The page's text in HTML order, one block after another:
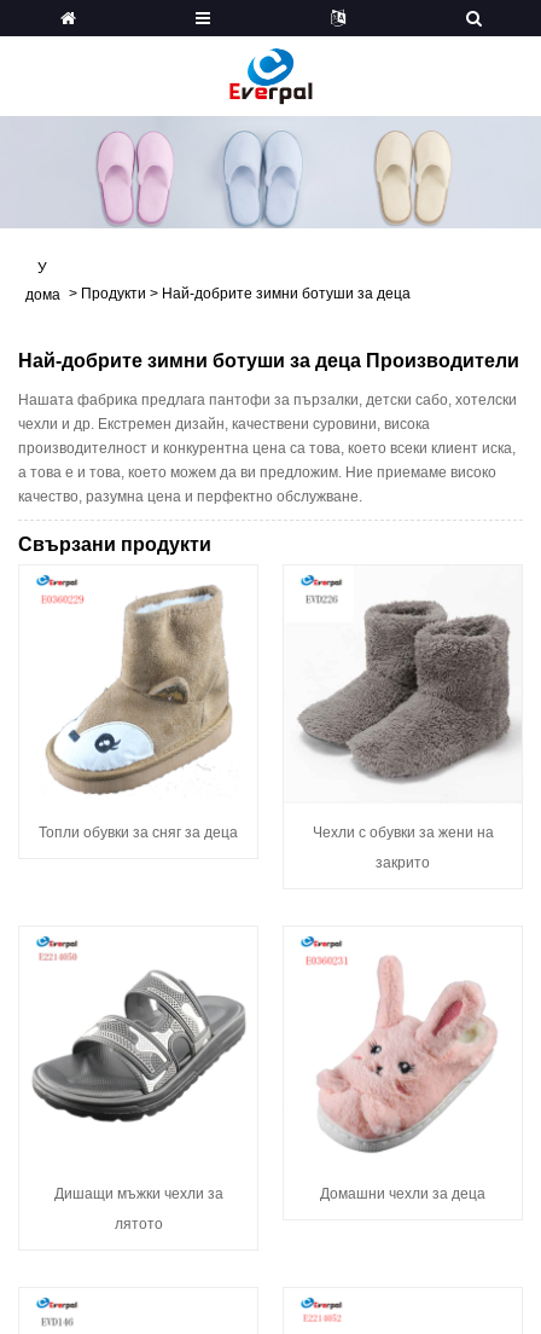
У
дома > Продукти > Най-добрите зимни ботуши за деца
Най-добрите зимни ботуши за деца Производители
Нашата фабрика предлага пантофи за пързалки, детски сабо, хотелски
чехли и др. Екстремен дизайн, качествени суровини, висока
производителност и конкурентна цена са това, което всеки клиент иска,
а това е и това, което можем да ви предложим. Ние приемаме високо
качество, разумна цена и перфектно обслужване.
Свързани продукти
Топли обувки за сняг за деца
Чехли с обувки за жени на
закрито
Дишащи мъжки чехли за
лятото
Домашни чехли за деца